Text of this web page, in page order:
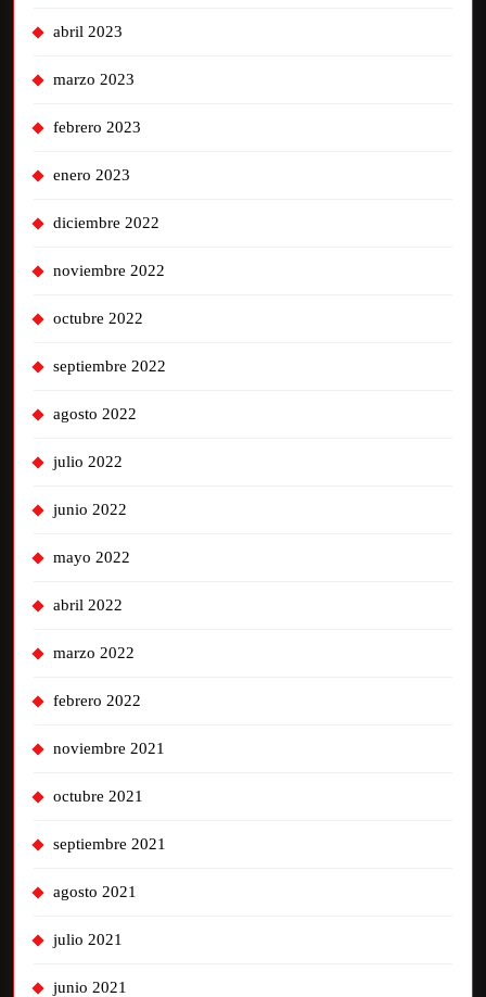
abril 2023
marzo 2023
febrero 2023
enero 2023
diciembre 2022
noviembre 2022
octubre 2022
septiembre 2022
agosto 2022
julio 2022
junio 2022
mayo 2022
abril 2022
marzo 2022
febrero 2022
noviembre 2021
octubre 2021
septiembre 2021
agosto 2021
julio 2021
junio 2021